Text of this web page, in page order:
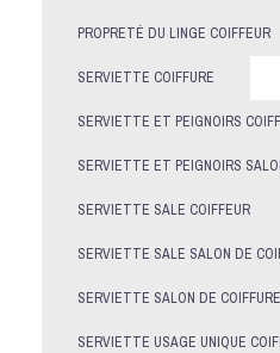
PROPRETÉ DU LINGE COIFFEUR
SERVIETTE COIFFURE
SERVIETTE ET PEIGNOIRS
SERVIETTE ET PEIGNOIRS
SERVIETTE SALE COIFFEUR
SERVIETTE SALE SALON DE
SERVIETTE SALON DE COIFFURE
SERVIETTE USAGE UNIQUE